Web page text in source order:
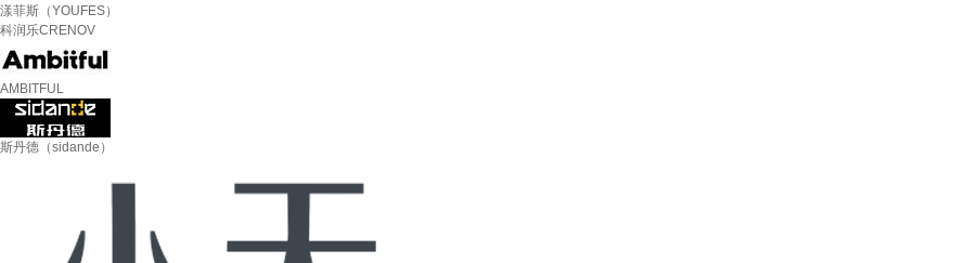
漾菲斯（YOUFES）
科润乐CRENOV
AMBITFUL
斯丹德（sidande）